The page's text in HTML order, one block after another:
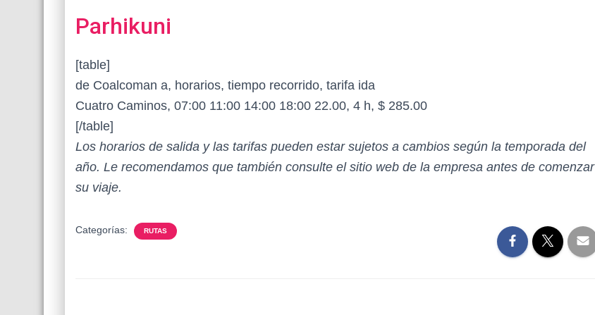
Parhikuni
[table]
de Coalcoman a, horarios, tiempo recorrido, tarifa ida
Cuatro Caminos, 07:00 11:00 14:00 18:00 22.00, 4 h, $ 285.00
[/table]
Los horarios de salida y las tarifas pueden estar sujetos a cambios según la temporada del
año. Le recomendamos que también consulte el sitio web de la empresa antes de comenzar
su viaje.
Categorías: RUTAS